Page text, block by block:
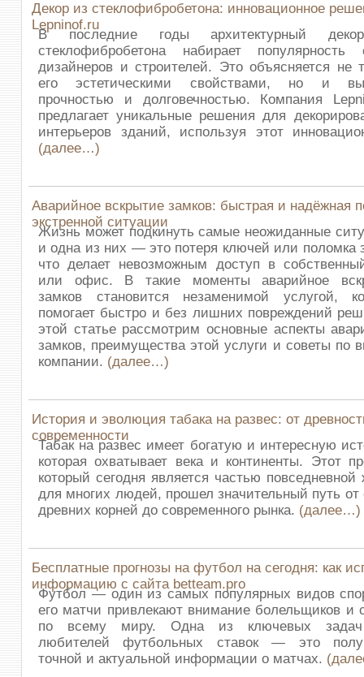
Декор из стеклофибробетона: инновационное
Lepninof.ru
В последние годы архитектурный
стеклофибробетона набирает популярность
дизайнеров и строителей. Это объясняется не
его эстетическими свойствами, но и
прочностью и долговечностью. Компания
предлагает уникальные решения для
интерьеров зданий, используя этот
(далее…)
Аварийное вскрытие замков: быстрая и надёжная
экстренной ситуации
Жизнь может подкинуть самые неожиданные
и одна из них — это потеря ключей или поломка
что делает невозможным доступ в
или офис. В такие моменты аварийное
замков становится незаменимой услугой,
помогает быстро и без лишних повреждений
этой статье рассмотрим основные аспекты
замков, преимущества этой услуги и советы по
компании. (далее…)
История и эволюция табака на развес: от
современности
Табак на развес имеет богатую и интересную
которая охватывает века и континенты. Этот
который сегодня является частью повседневной
для многих людей, прошел значительный путь от
древних корней до современного рынка. (далее…)
Бесплатные прогнозы на футбол на сегодня: как
информацию с сайта betteam.pro
Футбол — один из самых популярных видов
его матчи привлекают внимание болельщиков и
по всему миру. Одна из ключевых
любителей футбольных ставок — это
точной и актуальной информации о матчах.